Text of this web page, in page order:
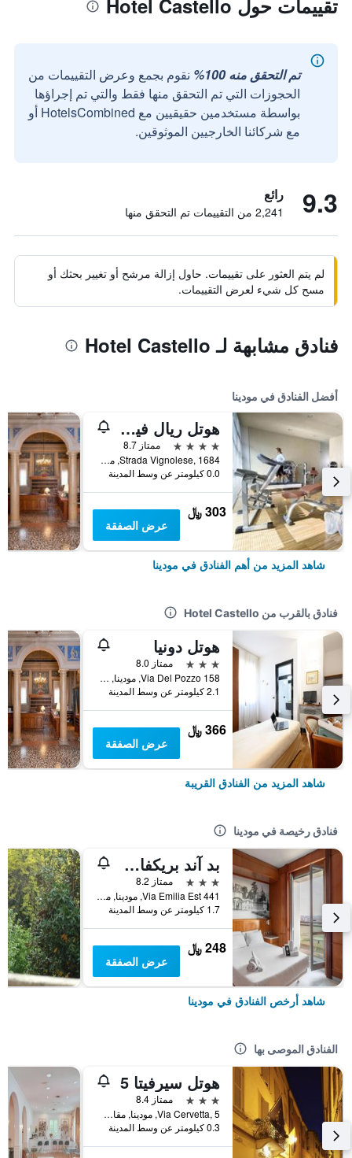
تقييمات حول Hotel Castello
تم التحقق منه 100%
نقوم بجمع وعرض التقييمات من
الحجوزات التي تم التحقق منها فقط والتي تم إجراؤها
بواسطة مستخدمين حقيقيين مع HotelsCombined أو
مع شركائنا الخارجيين الموثوقين.
9.3 رائع
2,241 من التقييمات تم التحقق منها
لم يتم العثور على تقييمات. حاول إزالة مرشح أو تغيير بحثك أو
مسح كل شيء لعرض التقييمات.
فنادق مشابهة لـ Hotel Castello
أفضل الفنادق في مودينا
هوتل ريال فيني بايا ديل ري
4 نجوم
ممتاز 8.7
Strada Vignolese, 1684, مودينا, مقاطعة مودينا, إيطاليا
0.0 كيلومتر عن وسط المدينة
303 ﷼
عرض الصفقة
شاهد المزيد من أهم الفنادق في مودينا
فنادق بالقرب من Hotel Castello
هوتل دونيا
3 نجوم
ممتاز 8.0
Via Del Pozzo 158, مودينا, مقاطعة مودينا, إيطاليا
2.1 كيلومتر عن وسط المدينة
366 ﷼
عرض الصفقة
شاهد المزيد من الفنادق القريبة
فنادق رخيصة في مودينا
بد آند بريكفاست هوتل مودينا
3 نجوم
ممتاز 8.2
Via Emilia Est 441, مودينا, مقاطعة مودينا, إيطاليا
1.7 كيلومتر عن وسط المدينة
248 ﷼
عرض الصفقة
شاهد أرخص الفنادق في مودينا
الفنادق الموصى بها
هوتل سيرفيتا 5
3 نجوم
ممتاز 8.4
Via Cervetta, 5, مودينا, مقاطعة مودينا, إيطاليا
0.3 كيلومتر عن وسط المدينة